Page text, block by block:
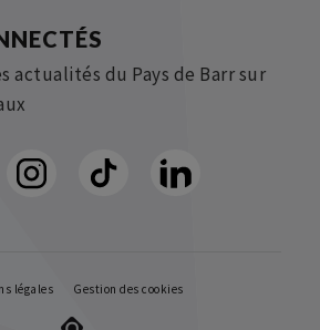
actualités du Pays de Barr sur
légales Gestion des cookies